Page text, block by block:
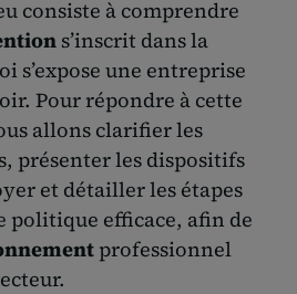
consiste à comprendre
s’inscrit dans la
s’expose une entreprise
Pour répondre à cette
allons clarifier les
présenter les dispositifs
et détailler les étapes
politique efficace, afin de
professionnel